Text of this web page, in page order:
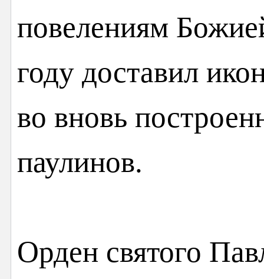
повелениям
году доставил
во вновь
паулинов.
Орден святого